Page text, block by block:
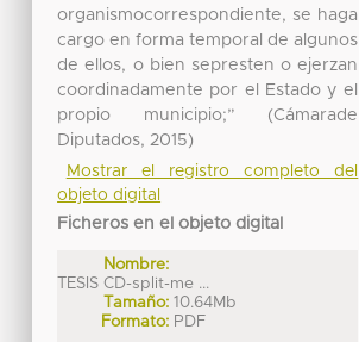
organismocorrespondiente, se haga
cargo en forma temporal de algunos
de ellos, o bien sepresten o ejerzan
coordinadamente por el Estado y el
propio municipio;” (Cámarade
Diputados, 2015)
Mostrar el registro completo del
objeto digital
Ficheros en el objeto digital
Nombre:
TESIS CD-split-me ...
Tamaño: 10.64Mb
Formato: PDF